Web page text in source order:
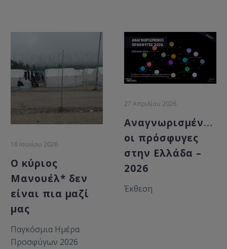
18 Ιουνίου 2026
Ο κύριος
Μανουέλ* δεν
είναι πια μαζί
μας
Παγκόσμια Ημέρα
Προσφύγων 2026
27 Απριλίου 2026
Αναγνωρισμένες/
οι πρόσφυγες
στην Ελλάδα –
2026
Έκθεση